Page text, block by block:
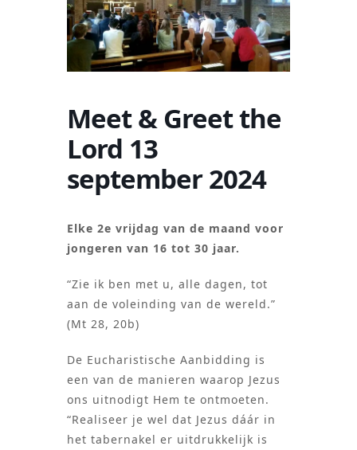
Meet & Greet the
Lord 13
september 2024
Elke 2e vrijdag van de maand voor
jongeren van 16 tot 30 jaar.
“Zie ik ben met u, alle dagen, tot
aan de voleinding van de wereld.”
(Mt 28, 20b)
De Eucharistische Aanbidding is
een van de manieren waarop Jezus
ons uitnodigt Hem te ontmoeten.
“Realiseer je wel dat Jezus dáár in
het tabernakel er uitdrukkelijk is